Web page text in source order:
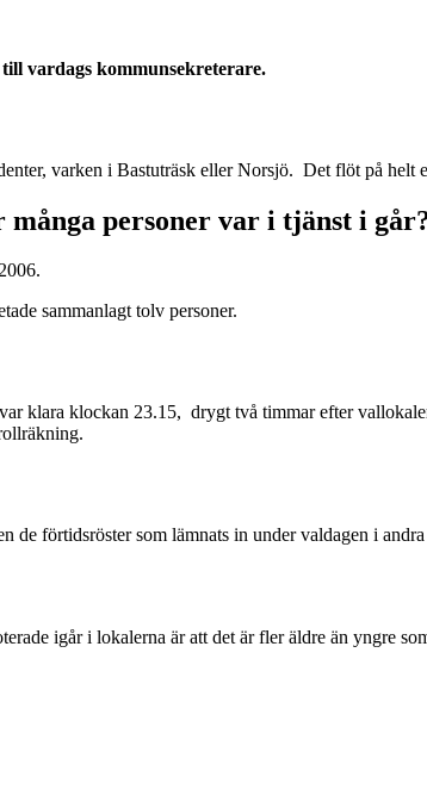
vardags kommunsekreterare.
varken i Bastuträsk eller Norsjö. Det flöt på helt
personer var i tjänst i
sammanlagt tolv personer.
klara klockan 23.15, drygt två timmar efter
de förtidsröster som lämnats in under valdagen i
igår i lokalerna är att det är fler äldre än yngre